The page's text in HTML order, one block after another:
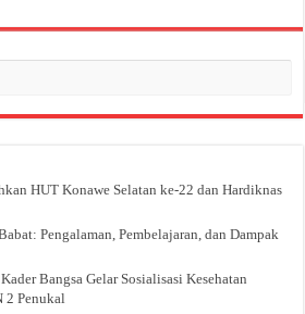
HUT Konawe Selatan ke-22 dan Hardiknas
Pengalaman, Pembelajaran, dan Dampak
Bangsa Gelar Sosialisasi Kesehatan
2 Penukal